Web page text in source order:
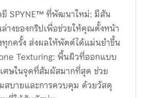
ยี SPYNE™ ที่พัฒนาใหม่: มีสัน
างของกริปเพื่อช่วยให้คุณตั้งหน้า
ทุกครั้ง ส่งผลให้พัตต์ได้แม่นยำขึ้น
Texturing: พื้นผิวที่ออกแบบ
ศษในจุดที่สัมผัสมากที่สุด ช่วย
สบายและการควบคุม ด้วยวัสดุ